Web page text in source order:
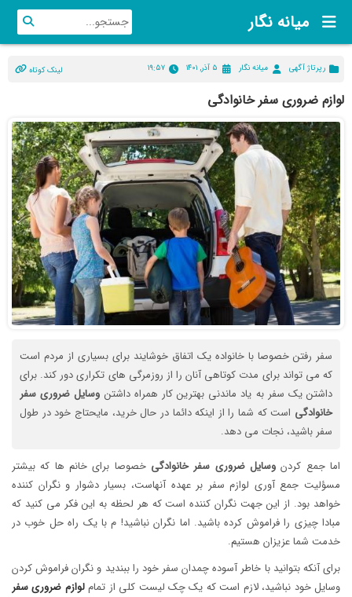
میانه نگار
رپرتاژ آگهی میانه نگار ۵ آذر, ۱۴۰۱ ۱۹:۵۷ لینک کوتاه
لوازم ضروری سفر خانوادگی
سفر رفتن خصوصا با خانواده یک اتفاق خوشایند برای بسیاری از مردم است
که می تواند برای مدت کوتاهی آنان را از روزمرگی های تکراری دور کند. برای
داشتن یک سفر به یاد ماندنی بهترین کار همراه داشتن وسایل ضروری سفر
خانوادگی است که شما را از اینکه دائما در حال خرید، مایحتاج خود در طول
سفر باشید، نجات می دهد.
اما جمع کردن وسایل ضروری سفر خانوادگیخصوصا برای خانم ها که بیشتر
مسؤلیت جمع آوری لوازم سفر بر عهده آنهاست، بسیار دشوار و نگران کننده
خواهد بود. از این جهت نگران کننده است که هر لحظه به این فکر می کنید که
مبادا چیزی را فراموش کرده باشید. اما نگران نباشید! م با یک راه حل خوب در
خدمت شما عزیزان هستیم.
برای آنکه بتوانید با خاطر آسوده چمدان سفر خود را ببندید و نگران فراموش کردن
وسایل خود نباشید، لازم است که یک چک لیست کلی از تماملوازم ضروری سفر